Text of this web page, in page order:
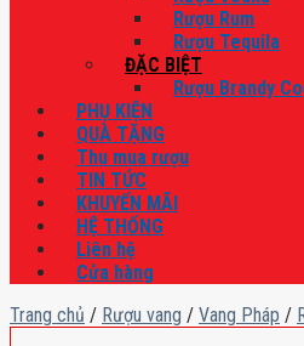
Rượu Rum
Rượu Tequila
ĐẶC BIỆT
Rượu Brandy
PHỤ KIỆN
QUÀ TẶNG
Thu mua rượu
TIN TỨC
KHUYẾN MÃI
HỆ THỐNG
Liên hệ
Cửa hàng
Trang chủ / Rượu vang / Vang Pháp /